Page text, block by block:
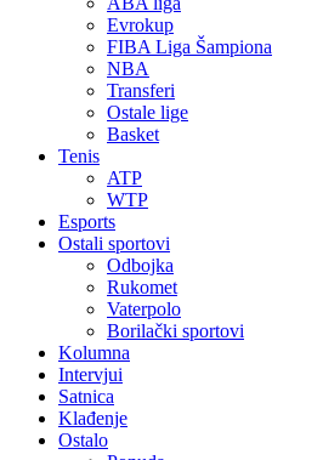
Evrokup
FIBA Liga Šampiona
NBA
Transferi
Ostale lige
Basket
Tenis
ATP
WTP
Esports
Ostali sportovi
Odbojka
Rukomet
Vaterpolo
Borilački sportovi
Kolumna
Intervjui
Satnica
Klađenje
Ostalo